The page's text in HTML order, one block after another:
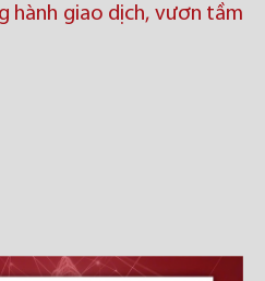
hành giao dịch, vươn tầm